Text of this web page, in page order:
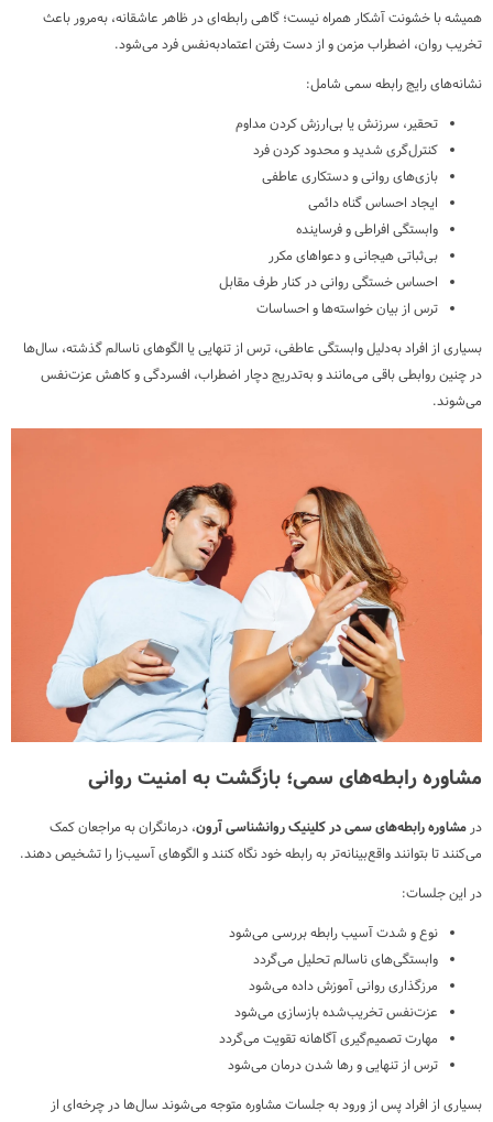
همیشه با خشونت آشکار همراه نیست؛ گاهی رابطه‌ای در ظاهر عاشقانه، به‌مرور باعث
تخریب روان، اضطراب مزمن و از دست رفتن اعتمادبه‌نفس فرد می‌شود.
نشانه‌های رایج رابطه سمی شامل:
تحقیر، سرزنش یا بی‌ارزش کردن مداوم
کنترل‌گری شدید و محدود کردن فرد
بازی‌های روانی و دستکاری عاطفی
ایجاد احساس گناه دائمی
وابستگی افراطی و فرساینده
بی‌ثباتی هیجانی و دعواهای مکرر
احساس خستگی روانی در کنار طرف مقابل
ترس از بیان خواسته‌ها و احساسات
بسیاری از افراد به‌دلیل وابستگی عاطفی، ترس از تنهایی یا الگوهای ناسالم گذشته، سال‌ها
در چنین روابطی باقی می‌مانند و به‌تدریج دچار اضطراب، افسردگی و کاهش عزت‌نفس
می‌شوند.
مشاوره رابطه‌های سمی؛ بازگشت به امنیت روانی
درمشاوره رابطه‌های سمی در کلینیک روانشناسی آرون، درمانگران به مراجعان کمک
می‌کنند تا بتوانند واقع‌بینانه‌تر به رابطه خود نگاه کنند و الگوهای آسیب‌زا را تشخیص دهند.
در این جلسات:
نوع و شدت آسیب رابطه بررسی می‌شود
وابستگی‌های ناسالم تحلیل می‌گردد
مرزگذاری روانی آموزش داده می‌شود
عزت‌نفس تخریب‌شده بازسازی می‌شود
مهارت تصمیم‌گیری آگاهانه تقویت می‌گردد
ترس از تنهایی و رها شدن درمان می‌شود
بسیاری از افراد پس از ورود به جلسات مشاوره متوجه می‌شوند سال‌ها در چرخه‌ای از